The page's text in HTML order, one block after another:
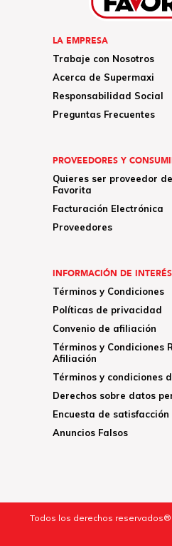
LA EMPRESA
Trabaje con Nosotros
Acerca de Supermaxi
Responsabilidad Social
Preguntas Frecuentes
PROVEEDORES Y
Quieres ser proveedor
Favorita
Facturación Electrónica
Proveedores
INFORMACIÓN DE INTERÉS
Términos y Condiciones
Políticas de privacidad
Convenio de afiliación
Términos y Condiciones
Afiliación
Términos y condiciones
Derechos sobre datos
Encuesta de satisfacción
Anuncios Falsos
Todos los derechos reservados®